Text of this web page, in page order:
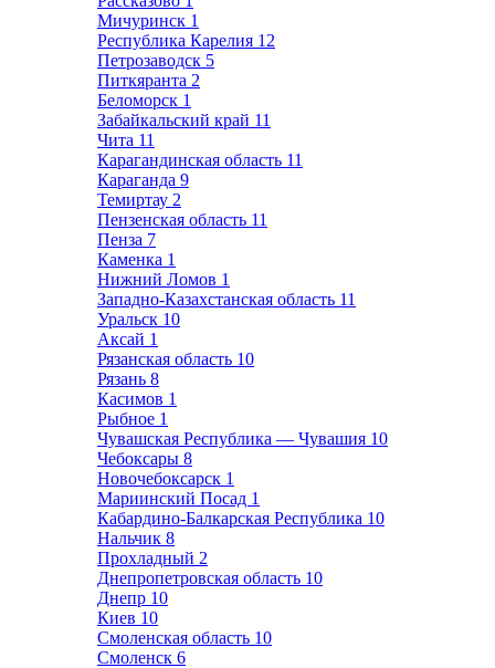
Мичуринск 1
Республика Карелия 12
Петрозаводск 5
Питкяранта 2
Беломорск 1
Забайкальский край 11
Чита 11
Карагандинская область 11
Караганда 9
Темиртау 2
Пензенская область 11
Пенза 7
Каменка 1
Нижний Ломов 1
Западно-Казахстанская область 11
Уральск 10
Аксай 1
Рязанская область 10
Рязань 8
Касимов 1
Рыбное 1
Чувашская Республика — Чувашия 10
Чебоксары 8
Новочебоксарск 1
Мариинский Посад 1
Кабардино-Балкарская Республика 10
Нальчик 8
Прохладный 2
Днепропетровская область 10
Днепр 10
Киев 10
Смоленская область 10
Смоленск 6